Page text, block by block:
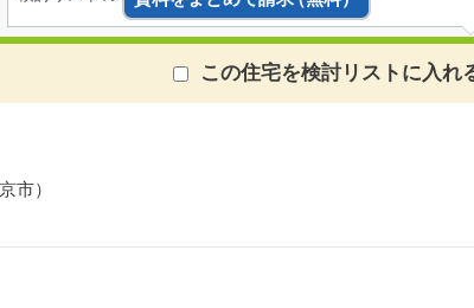
この住宅を検討リストに入れ
市）